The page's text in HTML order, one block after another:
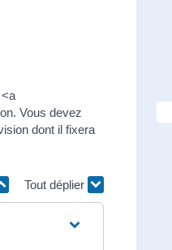
Vous devez
dont il fixera
Tout déplier